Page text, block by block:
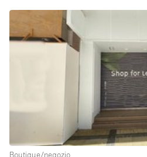
Camion
Container
Fiera/festival
Negozio in centro commerciale
Boutique/negozio